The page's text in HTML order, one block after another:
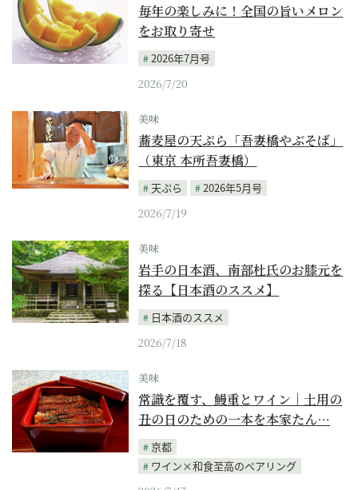
毎年の楽しみに！全国の旨いメロン
をお取り寄せ
2026年7月号
2026/7/20
美味
蕎麦屋の天ぷら「吾妻橋やぶそば」
（東京 本所吾妻橋）
天ぷら
2026年5月号
2026/7/19
美味
岩手の日本酒、南部杜氏のお膝元を
探る【日本酒のススメ】
日本酒のススメ
2026/7/18
美味
常識を覆す、鰻重とワイン｜土用の
丑の日のための一本を本家たん…
京都
ワイン×和食至高のペアリング